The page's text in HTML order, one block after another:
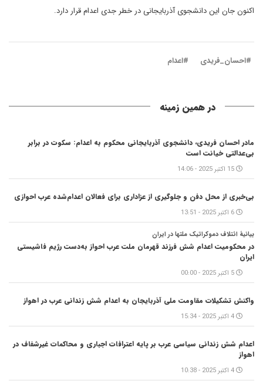
اکنون جان این دانشجوی آذربایجانی در خطر جدی اعدام قرار دارد.
#احسان_فریدی #اعدام
در همین زمینه
مادر احسان فریدی، دانشجوی آذربایجانی محکوم به اعدام: سکوت در برابر
بی‌عدالتی خیانت است
15 اکتبر 2025 - 14:06
بی‌خبری از محل دفن و جلوگیری از عزاداری برای فعالان اعدام‌شده عرب احوازی
6 اکتبر 2025 - 13:51
بیانیهٔ ائتلاف دموکراتیک ملتها در ایران
در محکومیت اعدام شش فرزند قهرمان ملت عرب احواز به‌دست رژیم فاشیستی
ایران
5 اکتبر 2025 - 00:00
واکنش تشکیلات مقاومت ملی آذربایجان به اعدام شش زندانی عرب در اهواز
4 اکتبر 2025 - 15:34
اعدام شش زندانی سیاسی عرب بر پایه اعترافات اجباری و محاکمات غیرشفاف در
اهواز
4 اکتبر 2025 - 10:38